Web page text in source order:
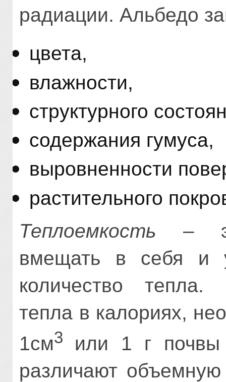
радиации. Альбедо
цвета,
влажности,
структурного
содержания гумуса,
выровненности
растительного
Теплоемкость –
вмещать в себя и
количество тепла.
тепла в калориях,
1см3 или 1 г
различают